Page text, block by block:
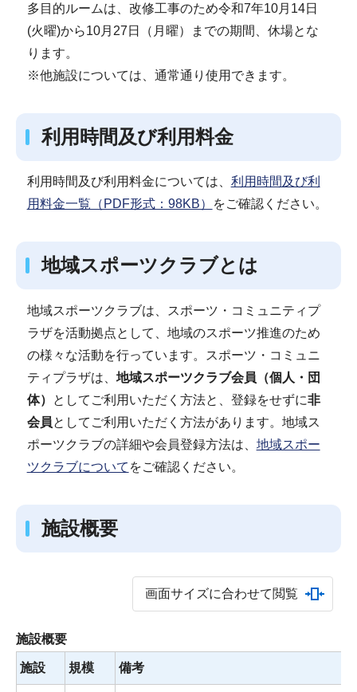
多目的ルームは、改修工事のため令和7年10月14日
(火曜)から10月27日（月曜）までの期間、休場とな
ります。
※他施設については、通常通り使用できます。
利用時間及び利用料金
利用時間及び利用料金については、 利用時間及び利
用料金一覧（PDF形式：98KB）
をご確認ください。
地域スポーツクラブとは
地域スポーツクラブは、スポーツ・コミュニティプ
ラザを活動拠点として、地域のスポーツ推進のため
の様々な活動を行っています。スポーツ・コミュニ
ティプラザは、 地域スポーツクラブ会員（個人・団
体）
としてご利用いただく方法と、登録をせずに非
会員としてご利用いただく方法があります。地域ス
ポーツクラブの詳細や会員登録方法は、 地域スポー
ツクラブについて をご確認ください。
施設概要
画面サイズに合わせて閲覧
施設概要
施設 規模 備考